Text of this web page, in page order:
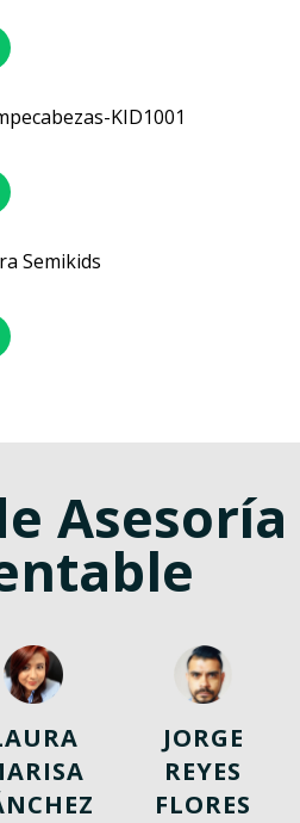
KID1001
Semikids
Asesoría
JORGE
REYES
FLORES